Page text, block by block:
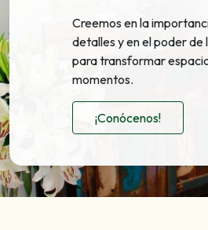
Creemos en la
detalles y en el poder de
para transformar
momentos.
¡Conócenos!